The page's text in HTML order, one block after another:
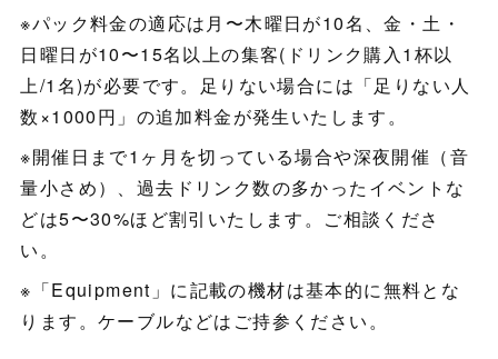
※パック料金の適応は月〜木曜日が10名、金・土・
日曜日が10〜15名以上の集客(ドリンク購入1杯以
上/1名)が必要です。足りない場合には「足りない人
数×1000円」の追加料金が発生いたします。
※開催日まで1ヶ月を切っている場合や深夜開催（音
量小さめ）、過去ドリンク数の多かったイベントな
どは5〜30%ほど割引いたします。ご相談くださ
い。
※「Equipment」に記載の機材は基本的に無料とな
ります。ケーブルなどはご持参ください。